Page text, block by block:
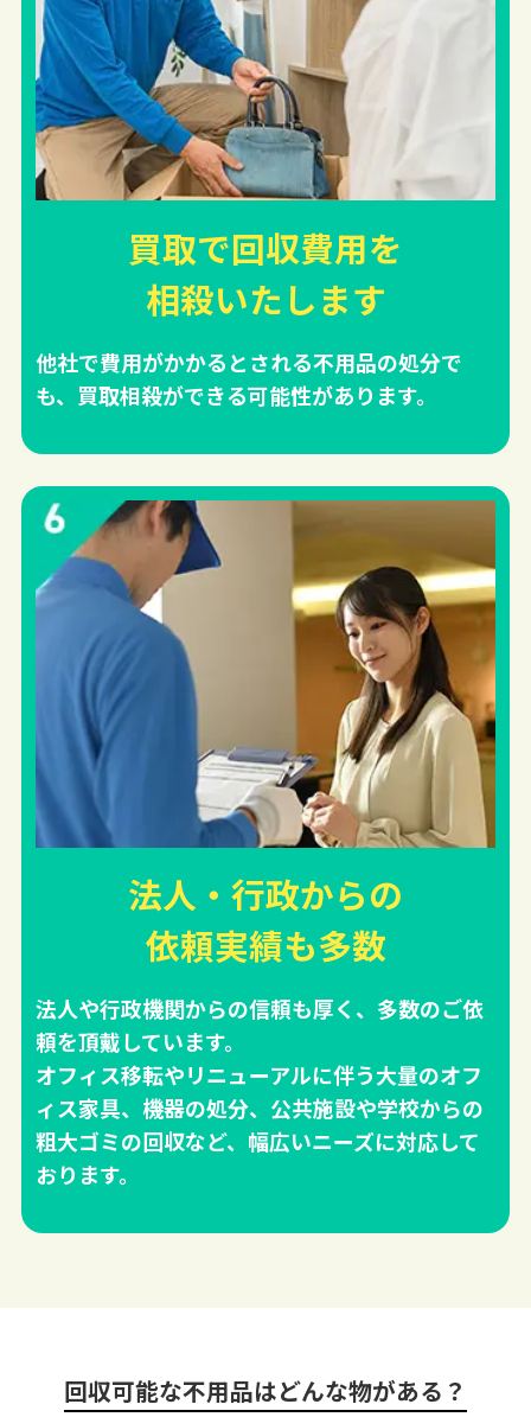
買取で回収費用を
相殺いたします
他社で費用がかかるとされる不用品の処分で
も、買取相殺ができる可能性があります。
法人・行政からの
依頼実績も多数
法人や行政機関からの信頼も厚く、多数のご依
頼を頂戴しています。
オフィス移転やリニューアルに伴う大量のオフ
ィス家具、機器の処分、公共施設や学校からの
粗大ゴミの回収など、幅広いニーズに対応して
おります。
回収可能な不用品はどんな物がある？